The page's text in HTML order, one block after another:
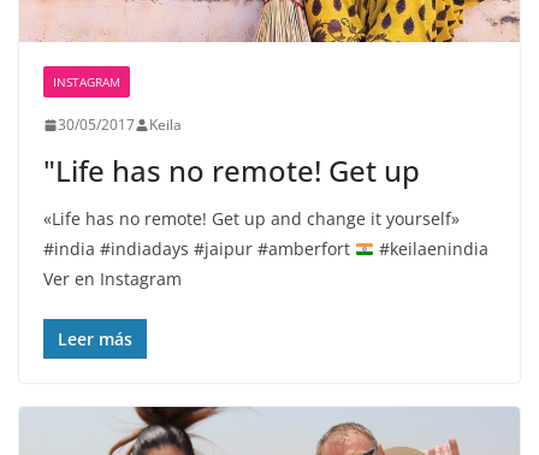
INSTAGRAM
30/05/2017 Keila
"Life has no remote! Get up
«Life has no remote! Get up and change it yourself»
#india #indiadays #jaipur #amberfort
#keilaenindia
Ver en Instagram
Leer más